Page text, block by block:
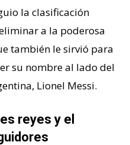
la clasificación
a la poderosa
también le sirvió para
su nombre al lado del
Lionel Messi.
reyes y el